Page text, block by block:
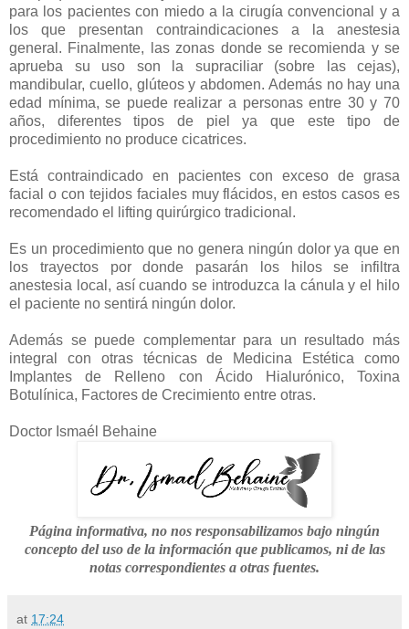
para los pacientes con miedo a la cirugía convencional y a
los que presentan contraindicaciones a la anestesia
general. Finalmente, las zonas donde se recomienda y se
aprueba su uso son la supraciliar (sobre las cejas),
mandibular, cuello, glúteos y abdomen. Además no hay una
edad mínima, se puede realizar a personas entre 30 y 70
años, diferentes tipos de piel ya que este tipo de
procedimiento no produce cicatrices.
Está contraindicado en pacientes con exceso de grasa
facial o con tejidos faciales muy flácidos, en estos casos es
recomendado el lifting quirúrgico tradicional.
Es un procedimiento que no genera ningún dolor ya que en
los trayectos por donde pasarán los hilos se infiltra
anestesia local, así cuando se introduzca la cánula y el hilo
el paciente no sentirá ningún dolor.
Además se puede complementar para un resultado más
integral con otras técnicas de Medicina Estética como
Implantes de Relleno con Ácido Hialurónico, Toxina
Botulínica, Factores de Crecimiento entre otras.
Doctor Ismaél Behaine
Página informativa, no nos responsabilizamos bajo ningún
concepto del uso de la información que publicamos, ni de las
notas correspondientes a otras fuentes.
at 17:24